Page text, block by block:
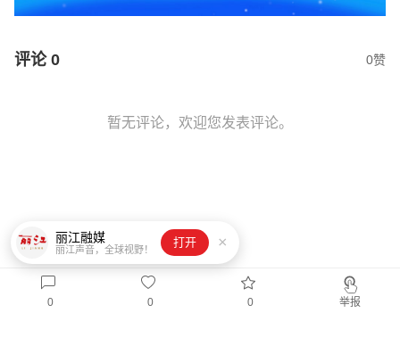
评论 0 0赞
暂无评论，欢迎您发表评论。
0 0 0 举报
丽江融媒
丽江声音，全球视野！
打开 ×